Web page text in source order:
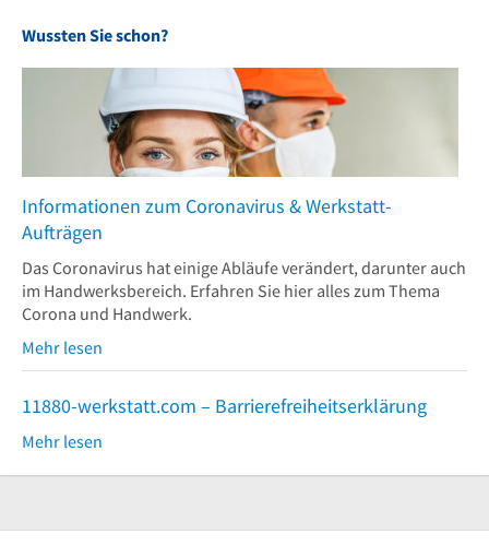
Wussten Sie schon?
Informationen zum Coronavirus & Werkstatt-
Aufträgen
Das Coronavirus hat einige Abläufe verändert, darunter auch
im Handwerksbereich. Erfahren Sie hier alles zum Thema
Corona und Handwerk.
Mehr lesen
11880-werkstatt.com – Barrierefreiheitserklärung
Mehr lesen